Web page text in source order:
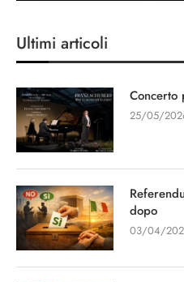
Ultimi articoli
Concerto
25/05/
dopo
03/04/